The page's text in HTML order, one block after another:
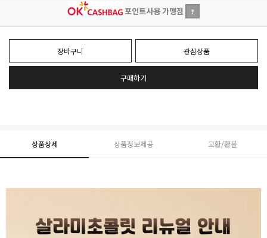
포인트사용 가맹점 ?
장바구니 관심상품
구매하기
상품상세 상품정보제공 교환/환불